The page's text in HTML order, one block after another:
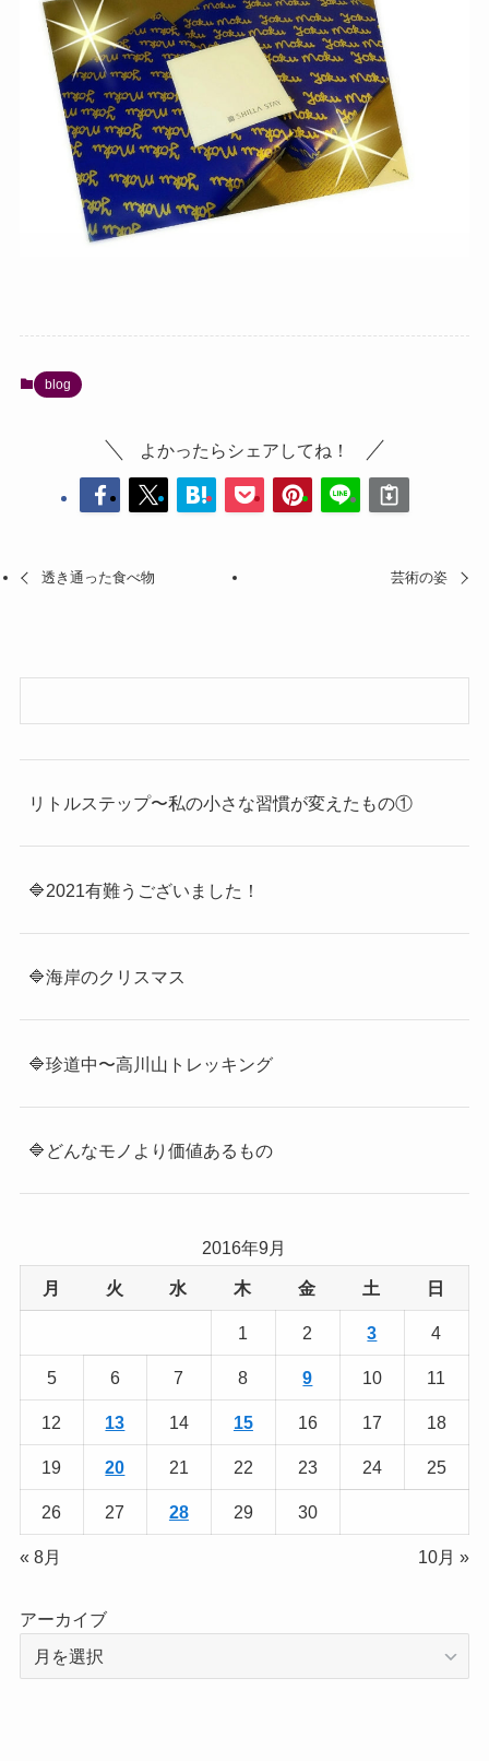
blog
よかったらシェアしてね！
透き通った食べ物 芸術の姿
リトルステップ〜私の小さな習慣が変えたもの①
🔷2021有難うございました！
🔷海岸のクリスマス
🔷珍道中〜高川山トレッキング
🔷どんなモノより価値あるもの
2016年9月
月 火 水 木 金 土 日
1 2 3 4
5 6 7 8 9 10 11
12 13 14 15 16 17 18
19 20 21 22 23 24 25
26 27 28 29 30
« 8月 10月 »
アーカイブ